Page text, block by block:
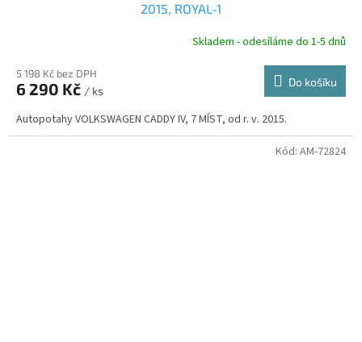
R
2015, ROYAL-1
Skladem - odesíláme do 1-5 dnů
5 198 Kč bez DPH
6 290 Kč / ks
Do košíku
Autopotahy VOLKSWAGEN CADDY IV, 7 MÍST, od r. v. 2015.
Kód: AM-72824